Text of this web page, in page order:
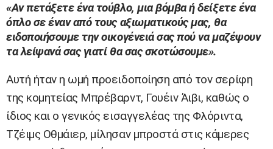
«Αν πετάξετε ένα τούβλο, μια βόμβα ή δείξετε ένα
όπλο σε έναν από τους αξιωματικούς μας, θα
ειδοποιήσουμε την οικογένειά σας πού να μαζέψουν
τα λείψανά σας γιατί θα σας σκοτώσουμε».
Αυτή ήταν η ωμή προειδοποίηση από τον σερίφη
της κομητείας Μπρέβαρντ, Γουέιν Άιβι, καθώς ο
ίδιος και ο γενικός εισαγγελέας της Φλόριντα,
Τζέιμς Οθμάιερ, μίλησαν μπροστά στις κάμερες